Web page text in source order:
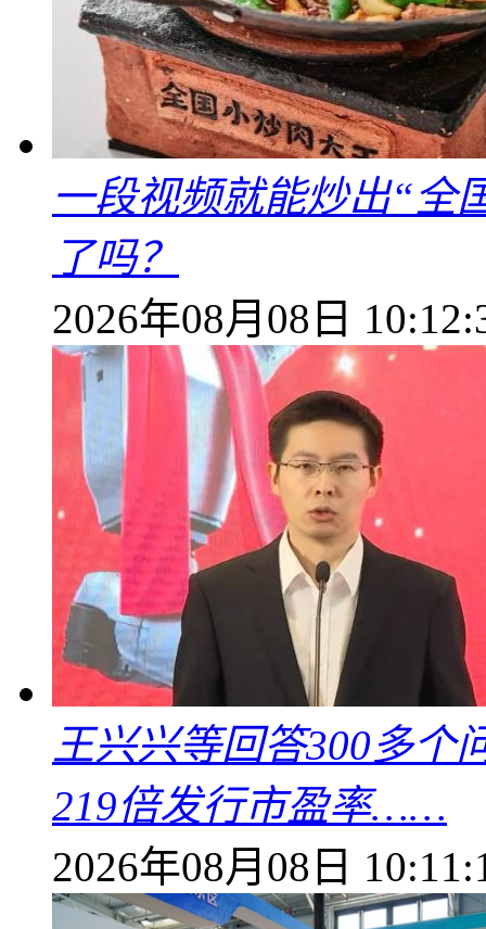
一段视频就能炒出“全
了吗？
2026年08月08日
王兴兴等回答300多个
219倍发行市盈率……
2026年08月08日